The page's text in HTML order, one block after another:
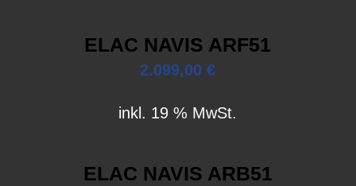
ELAC NAVIS ARF51
2.099,00€
inkl. 19 % MwSt.
ELAC NAVIS ARB51